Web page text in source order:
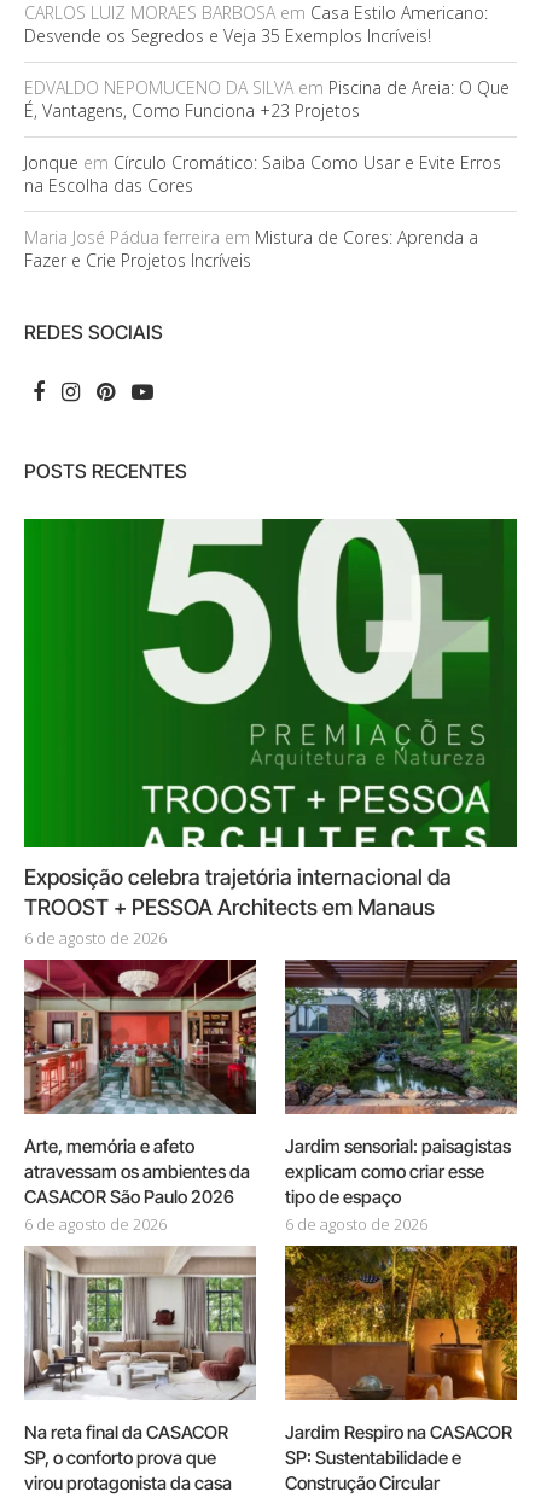
CARLOS LUIZ MORAES BARBOSAem Casa Estilo Americano:
Desvende os Segredos e Veja 35 Exemplos Incríveis!
EDVALDO NEPOMUCENO DA SILVAem Piscina de Areia: O Que
É, Vantagens, Como Funciona +23 Projetos
Jonque em Círculo Cromático: Saiba Como Usar e Evite Erros
na Escolha das Cores
Maria José Pádua ferreira em Mistura de Cores: Aprenda a
Fazer e Crie Projetos Incríveis
REDES SOCIAIS
POSTS RECENTES
Exposição celebra trajetória internacional da
TROOST + PESSOA Architects em Manaus
6 de agosto de 2026
Arte, memória e afeto
atravessam os ambientes da
CASACOR São Paulo 2026
6 de agosto de 2026
Jardim sensorial: paisagistas
explicam como criar esse
tipo de espaço
6 de agosto de 2026
Na reta final da CASACOR
SP, o conforto prova que
virou protagonista da casa
Jardim Respiro na CASACOR
SP: Sustentabilidade e
Construção Circular